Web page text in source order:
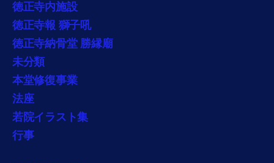
徳正寺内施設
徳正寺報 獅子吼
徳正寺納骨堂 勝縁廟
未分類
本堂修復事業
法座
若院イラスト集
行事